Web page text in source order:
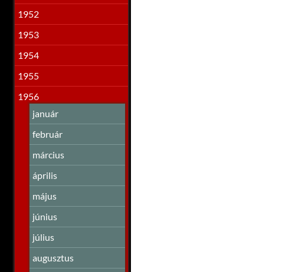
1952
1953
1954
1955
1956
január
február
március
április
május
június
július
augusztus